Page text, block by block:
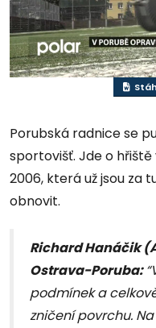
Porubská radnice se
sportovišť. Jde o
2006, která už jsou za
obnovit.
Richard Hanáčik(
Ostrava-Poruba:
podmínek a
zničení povrchu.